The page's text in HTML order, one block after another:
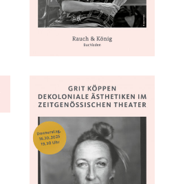
Typlt & Robert
SPIELART Festival |